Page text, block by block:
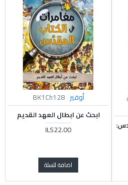
أوفير BK1Ch128
ابحث عن ابطال العهد القديم
ILS22.00
اضافة للسلة